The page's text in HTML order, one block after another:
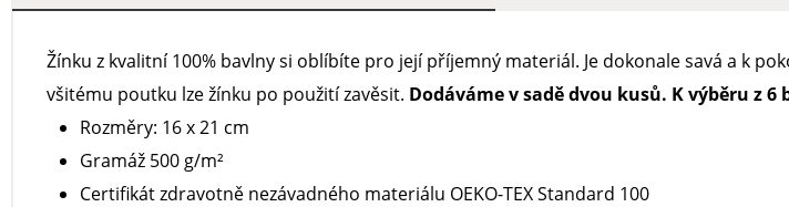
Žínku z kvalitní 100% bavlny si oblíbíte pro její příjemný materiál. Je dokonale savá a k
všitému poutku lze žínku po použití zavěsit. Dodáváme v sadě dvou kusů. K výběru z 6
Rozměry: 16 x 21 cm
Gramáž 500 g/m²
Certifikát zdravotně nezávadného materiálu OEKO-TEX Standard 100